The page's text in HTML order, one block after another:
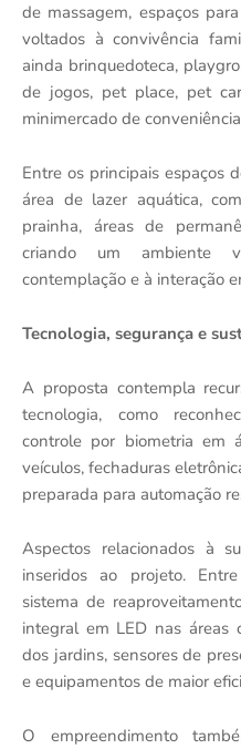
de massagem, espaços
voltados à convivência
ainda brinquedoteca,
de jogos, pet place, pet
minimercado de
Entre os principais espaços
área de lazer aquática,
prainha, áreas de
criando um ambiente
contemplação e à interação
Tecnologia, segurança e
A proposta contempla
tecnologia, como
controle por biometria em
veículos, fechaduras
preparada para automação
Aspectos relacionados à
inseridos ao projeto.
sistema de
integral em LED nas áreas
dos jardins, sensores de
e equipamentos de maior
O empreendimento